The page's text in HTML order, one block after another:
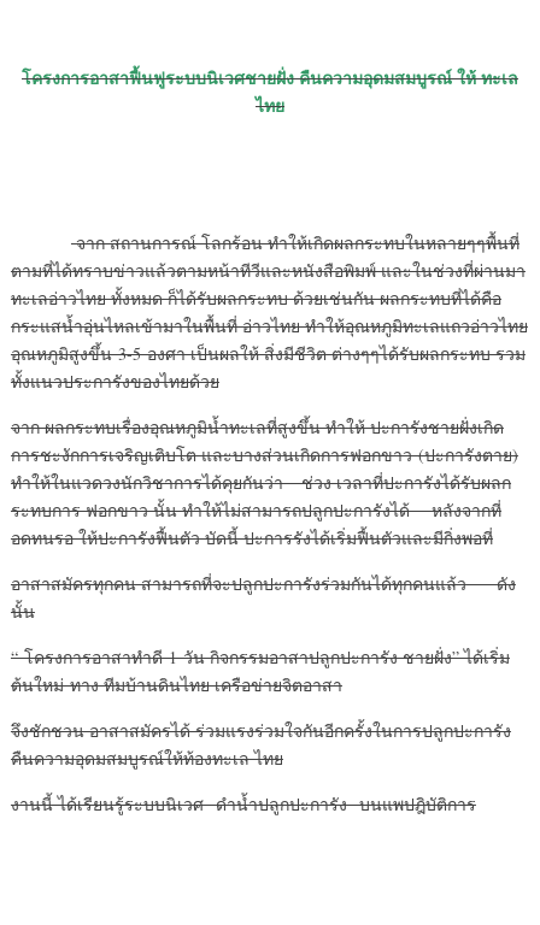
โครงการอาสาฟื้นฟูระบบนิเวศชายฝั่ง คืนความอุดมสมบูรณ์ ให้ ทะเล
ไทย
จาก สถานการณ์ โลกร้อน ทำให้เกิดผลกระทบในหลายๆๆพื้นที่
ตามที่ได้ทราบข่าวแล้วตามหน้าทีวีและหนังสือพิมพ์ และในช่วงที่ผ่านมา
ทะเลอ่าวไทย ทั้งหมด ก็ได้รับผลกระทบ ด้วยเช่นกัน ผลกระทบที่ได้คือ
กระแสน้ำอุ่นไหลเข้ามาในพื้นที่ อ่าวไทย ทำให้อุณหภูมิทะเลแถวอ่าวไทย
อุณหภูมิสูงขึ้น 3-5 องศา เป็นผลให้ สิ่งมีชีวิต ต่างๆๆได้รับผลกระทบ รวม
ทั้งแนวประการังของไทยด้วย
จาก ผลกระทบเรื่องอุณหภูมิน้ำทะเลที่สูงขึ้น ทำให้ ปะการังชายฝั่งเกิด
การชะงักการเจริญเติบโต และบางส่วนเกิดการฟอกขาว (ปะการังตาย)
ทำให้ในแวดวงนักวิชาการได้คุยกันว่า ช่วง เวลาที่ปะการังได้รับผลก
ระทบการ ฟอกขาว นั้น ทำให้ไม่สามารถปลูกปะการังได้ หลังจากที่
อดทนรอ ให้ปะการังฟื้นตัว บัดนี้ ปะการรังได้เริ่มฟื้นตัวและมีกิ่งพอที่
อาสาสมัครทุกคน สามารถที่จะปลูกปะการังร่วมกันได้ทุกคนแล้ว ดัง
นั้น
“ โครงการอาสาทำดี 1 วัน กิจกรรมอาสาปลูกปะการัง ชายฝั่ง” ได้เริ่ม
ต้นใหม่ ทาง ทีมบ้านดินไทย เครือข่ายจิตอาสา
จึงชักชวน อาสาสมัครได้ ร่วมแรงร่วมใจกันอีกครั้งในการปลูกปะการัง
คืนความอุดมสมบูรณ์ให้ท้องทะเล ไทย
งานนี้ ได้เรียนรู้ระบบนิเวศ ดำน้ำปลูกปะการัง บนแพปฎิบัติการ